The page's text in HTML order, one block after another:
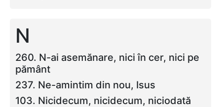
N
260. N-ai asemănare, nici în cer, nici pe
pământ
237. Ne-amintim din nou, Isus
103. Nicidecum, nicidecum, niciodată